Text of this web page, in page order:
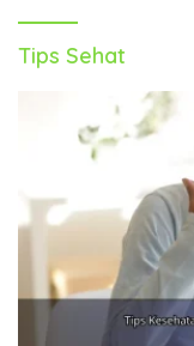
mendapatkan
dengan
Tips Sehat